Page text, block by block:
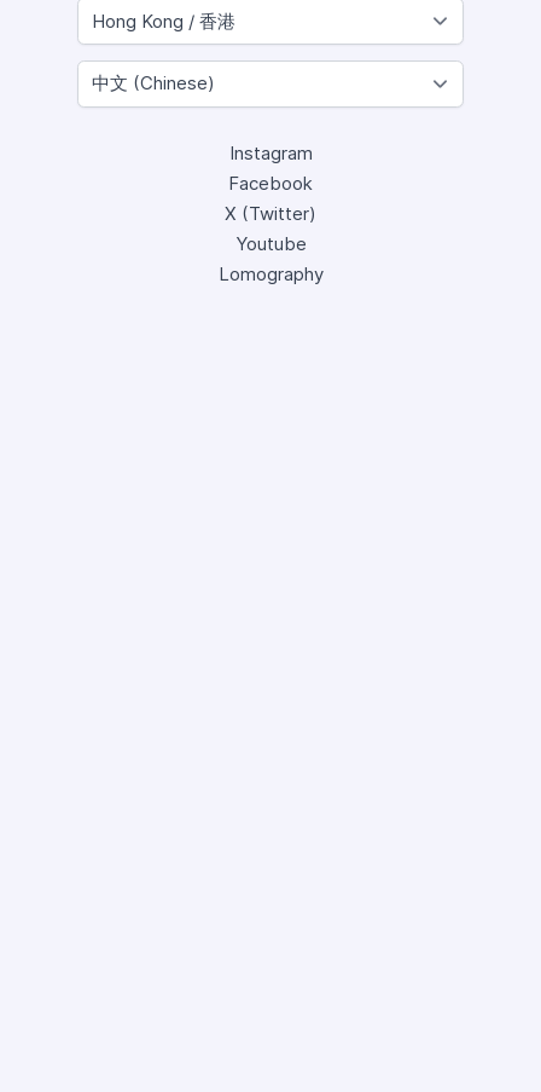
Instagram
Facebook
X (Twitter)
Youtube
Lomography